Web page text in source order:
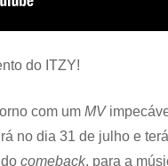
do ITZY!
com um MV
no dia 31 de julho e
comeback, para a